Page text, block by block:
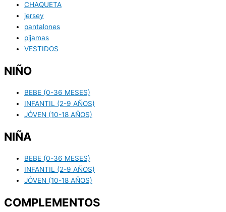
CHAQUETA
jersey
pantalones
pijamas
VESTIDOS
NIÑO
BEBE (0-36 MESES)
INFANTIL (2-9 AÑOS)
JÓVEN (10-18 AÑOS)
NIÑA
BEBE (0-36 MESES)
INFANTIL (2-9 AÑOS)
JÓVEN (10-18 AÑOS)
COMPLEMENTOS